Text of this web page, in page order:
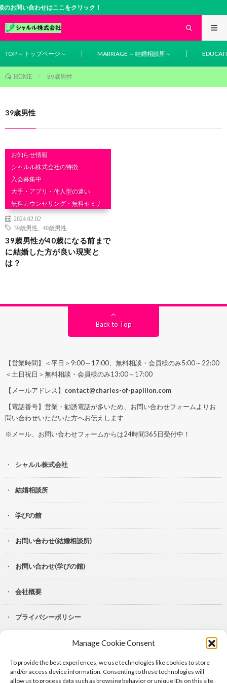
Manage Cookie Consent
To provide the best experiences, we use technologies like cookies to store
and/or access device information. Consenting to these technologies will
allow us to process data such as browsing behavior or unique IDs on this site.
お問い合わせはここをクリック！
TOP ～トップページ～ MARRIAGE ～結婚相談所～
HOME 39歳男性
39歳男性
お知らせ情報
シャルル株式会社の特徴
入会募集中
大手・アプリ・仲人型の違い
無料カウンセリング・無料セミナ
ー
結婚・婚活データ
2024.02.02
39歳男性
40歳男性
39歳男性が40歳になる前まで
に結婚した方が良い現実と
は？
Back to Top
【営業時間】＜平日＞9:00～17:00、無料相談・会員様のみ5:00～22:00
＜土日祝日＞無料相談・会員様のみ13:00～17:00
【メールアドレス】 contact@charles-of-papillon.com
【電話番号】営業・勧誘電話が多いため、お問い合わせフォームよりお
問い合わせいただいた方へお伝えします
※メール、お問い合わせフォームからは24時間365日受付中！
シャルル株式会社
結婚相談所
学びの館
お問い合わせ(結婚相談所)
お問い合わせ(学びの館)
会社概要
プライバシーポリシー
Lit.Link